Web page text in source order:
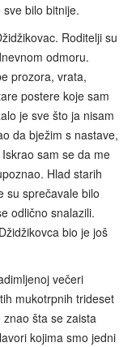
bilo bitnije.
Roditelji su
odmoru.
prozora, vrata,
postere koje sam
je sve što ja nisam
da bježim s nastave,
sam se da me
Hlad starih
su sprečavale bilo
odlično snalazili.
bio je još
večeri
mukotrpnih trideset
šta se zaista
kojima smo jedni